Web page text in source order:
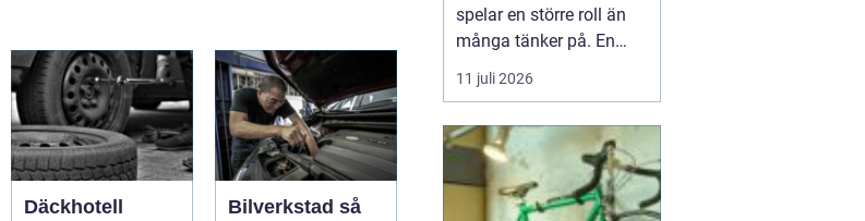
Däckhotell
Bilverkstad så
spelar en större roll än
många tänker på. En
välskött hoj är inte bara
en fråga om körglädje,
ekonomi och livslängd
på din motorcykel. För
den som kör mycket...
11 juli 2026